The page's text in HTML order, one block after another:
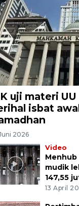
uji materi
isbat
2026
Video
Menhub
mudik
147,55
13 April